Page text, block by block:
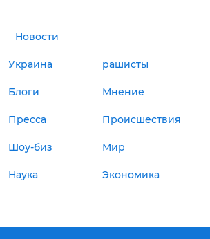
Новости
Украина рашисты
Блоги Мнение
Пресса Происшествия
Шоу-биз Мир
Наука Экономика